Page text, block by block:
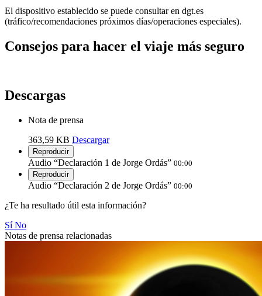
El dispositivo establecido se puede consultar en dgt.es
(tráfico/recomendaciones próximos días/operaciones especiales).
Consejos para hacer el viaje más seguro
Descargas
Nota de prensa
363,59 KB Descargar
Reproducir
Audio “Declaración 1 de Jorge Ordás” 00:00
Reproducir
Audio “Declaración 2 de Jorge Ordás” 00:00
¿Te ha resultado útil esta información?
SíNo
Notas de prensa relacionadas